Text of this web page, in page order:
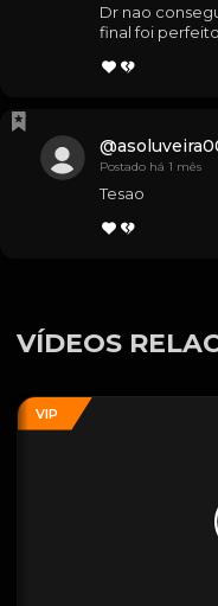
Dr nao
final foi
@
Postado há 1 mês
Tesao
VÍDEOS
VIP